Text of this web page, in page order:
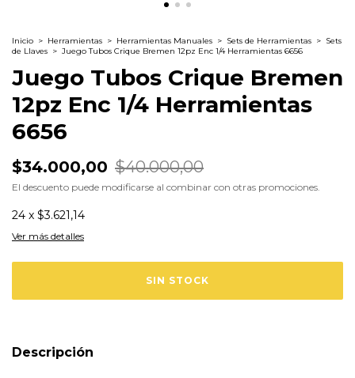
Inicio > Herramientas > Herramientas Manuales > Sets de Herramientas > Sets
de Llaves > Juego Tubos Crique Bremen 12pz Enc 1/4 Herramientas 6656
Juego Tubos Crique Bremen
12pz Enc 1/4 Herramientas
6656
$34.000,00 $40.000,00
El descuento puede modificarse al combinar con otras promociones.
24 x $3.621,14
Ver más detalles
Descripción